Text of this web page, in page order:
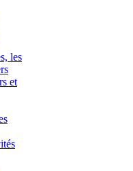
les
et